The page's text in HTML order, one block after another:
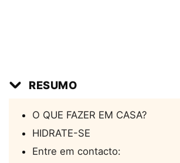
RESUMO
O QUE FAZER EM CASA?
HIDRATE-SE
Entre em contacto: